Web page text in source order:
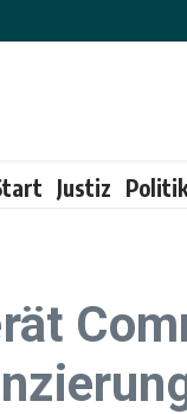
Justiz